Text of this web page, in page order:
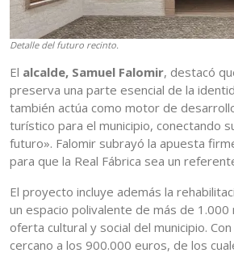
Detalle del futuro recinto.
El alcalde, Samuel Falomir, destacó
preserva una parte esencial de la
también actúa como motor de
turístico para el municipio, conectando
futuro». Falomir subrayó la apuesta
para que la Real Fábrica sea un
El proyecto incluye además la
un espacio polivalente de más de 1.000
oferta cultural y social del municipio.
cercano a los 900.000 euros, de los